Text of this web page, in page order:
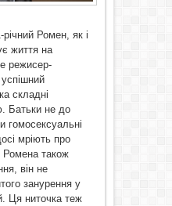
Ромен, як і
життя на
режисер-
складні
Батьки не до
гомосексуальні
мріють про
Ромена також
він не
занурення у
Ця ниточка теж